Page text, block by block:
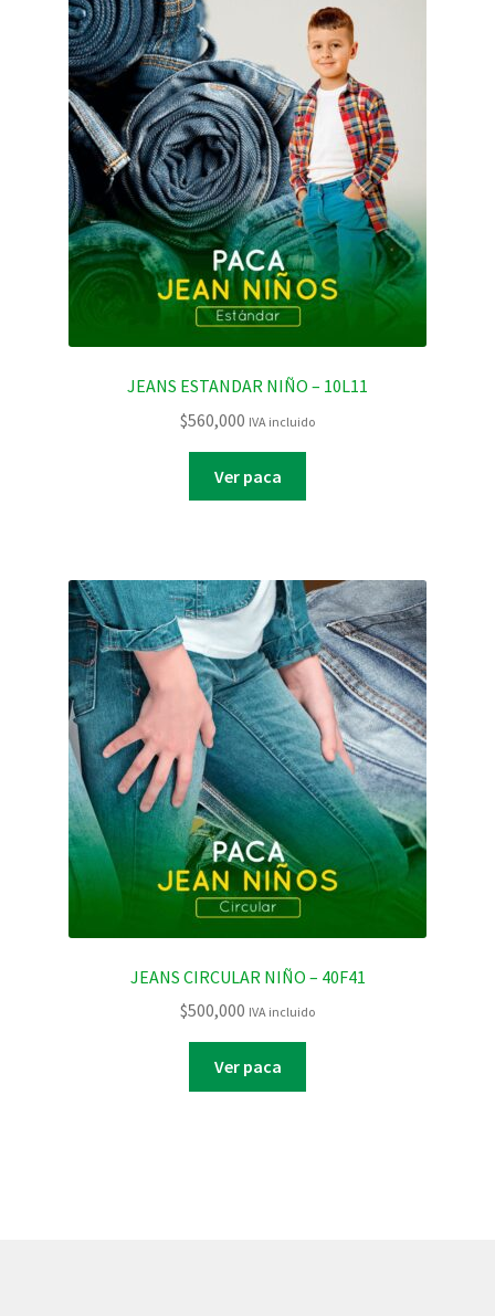
JEANS ESTANDAR NIÑO – 10L11
$560,000 IVA incluido
Ver paca
JEANS CIRCULAR NIÑO – 40F41
$500,000 IVA incluido
Ver paca